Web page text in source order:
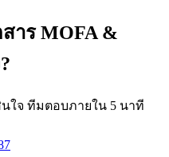
สาร MOFA &
?
ใจ ทีมตอบภายใน 5 นาที